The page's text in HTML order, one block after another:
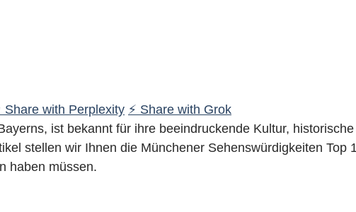
Share with Perplexity ⚡ Share with Grok
ist bekannt für ihre beeindruckende Kultur,
stellen wir Ihnen die Münchener Sehenswürdigkeiten Top
haben müssen.